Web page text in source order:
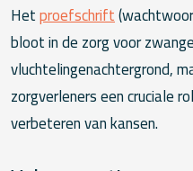
Hetproefschrift
bloot in de zorg voor
vluchtelingenachtergrond,
zorgverleners een cruciale
verbeteren van kansen.